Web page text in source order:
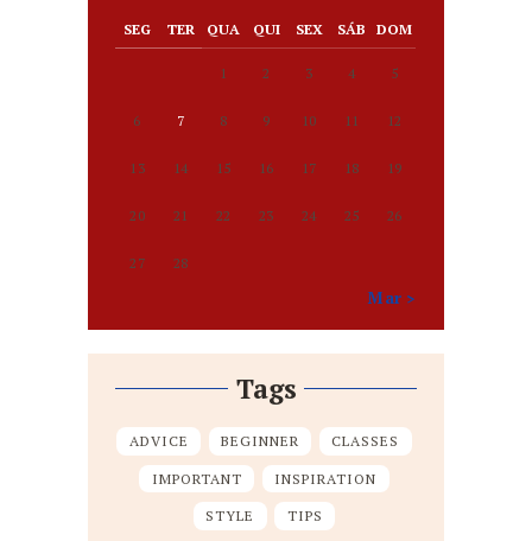
SEG TER QUA QUI SEX SÁB DOM
1 2 3 4 5
6 7 8 9 10 11 12
13 14 15 16 17 18 19
20 21 22 23 24 25 26
27 28
Mar »
Tags
ADVICE BEGINNER CLASSES
IMPORTANT INSPIRATION
STYLE TIPS